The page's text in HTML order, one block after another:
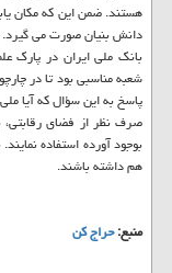
هستند. ضمن این که مکان
دانش بنیان صورت می
بانک ملی ایران در پارک
شعبه مناسبی بود تا در
پاسخ به این سؤال که آیا
صرف نظر از فضای رقابتی،
بوجود آورده استفاده
هم داشته باشند.
منبع:حراج كن